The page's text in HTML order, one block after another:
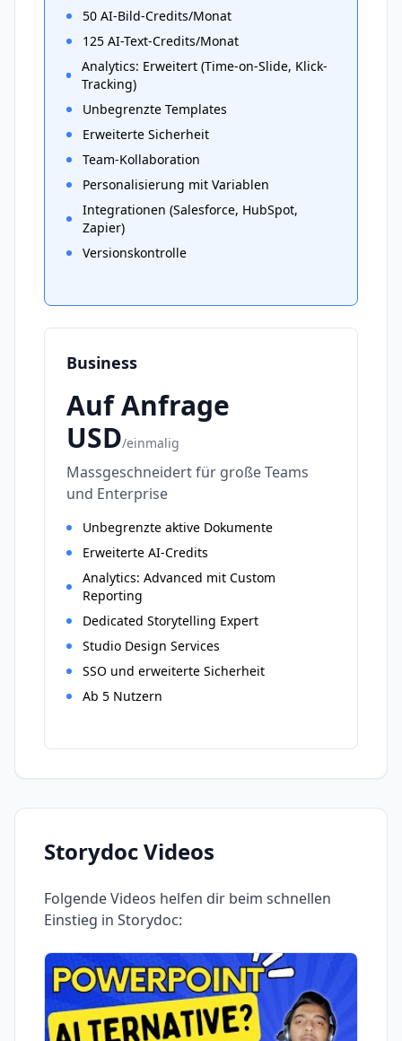
50 AI-Bild-Credits/Monat
125 AI-Text-Credits/Monat
Analytics: Erweitert (Time-on-Slide, Klick-
Tracking)
Unbegrenzte Templates
Erweiterte Sicherheit
Team-Kollaboration
Personalisierung mit Variablen
Integrationen (Salesforce, HubSpot,
Zapier)
Versionskontrolle
Business
Auf Anfrage
USD/einmalig
Massgeschneidert für große Teams
und Enterprise
Unbegrenzte aktive Dokumente
Erweiterte AI-Credits
Analytics: Advanced mit Custom
Reporting
Dedicated Storytelling Expert
Studio Design Services
SSO und erweiterte Sicherheit
Ab 5 Nutzern
StorydocVideos
Folgende Videos helfen dir beim schnellen
Einstieg in Storydoc: